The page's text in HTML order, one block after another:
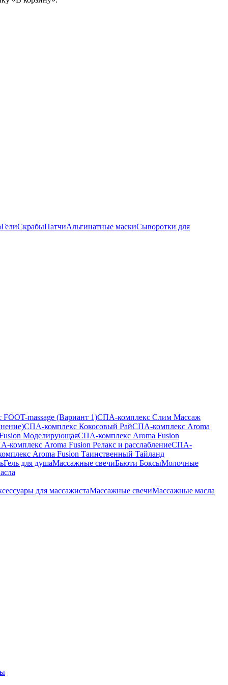
ГелиСкрабыПатчиАльгинатные маскиСыворотки для
massage (Вариант 1)СПА-комплекс Слим Массаж
СПА-комплекс Кокосовый РайСПА-комплекс Aroma
МоделирующаяСПА-комплекс Aroma Fusion
комплекс Aroma Fusion Релакс и расслаблениеСПА-
Aroma Fusion Таинственный Тайланд
Гель для душаМассажные свечиБьюти БоксыМолочные
для массажистаМассажные свечиМассажные масла